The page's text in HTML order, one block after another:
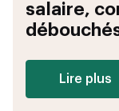
salaire,
Lire plus